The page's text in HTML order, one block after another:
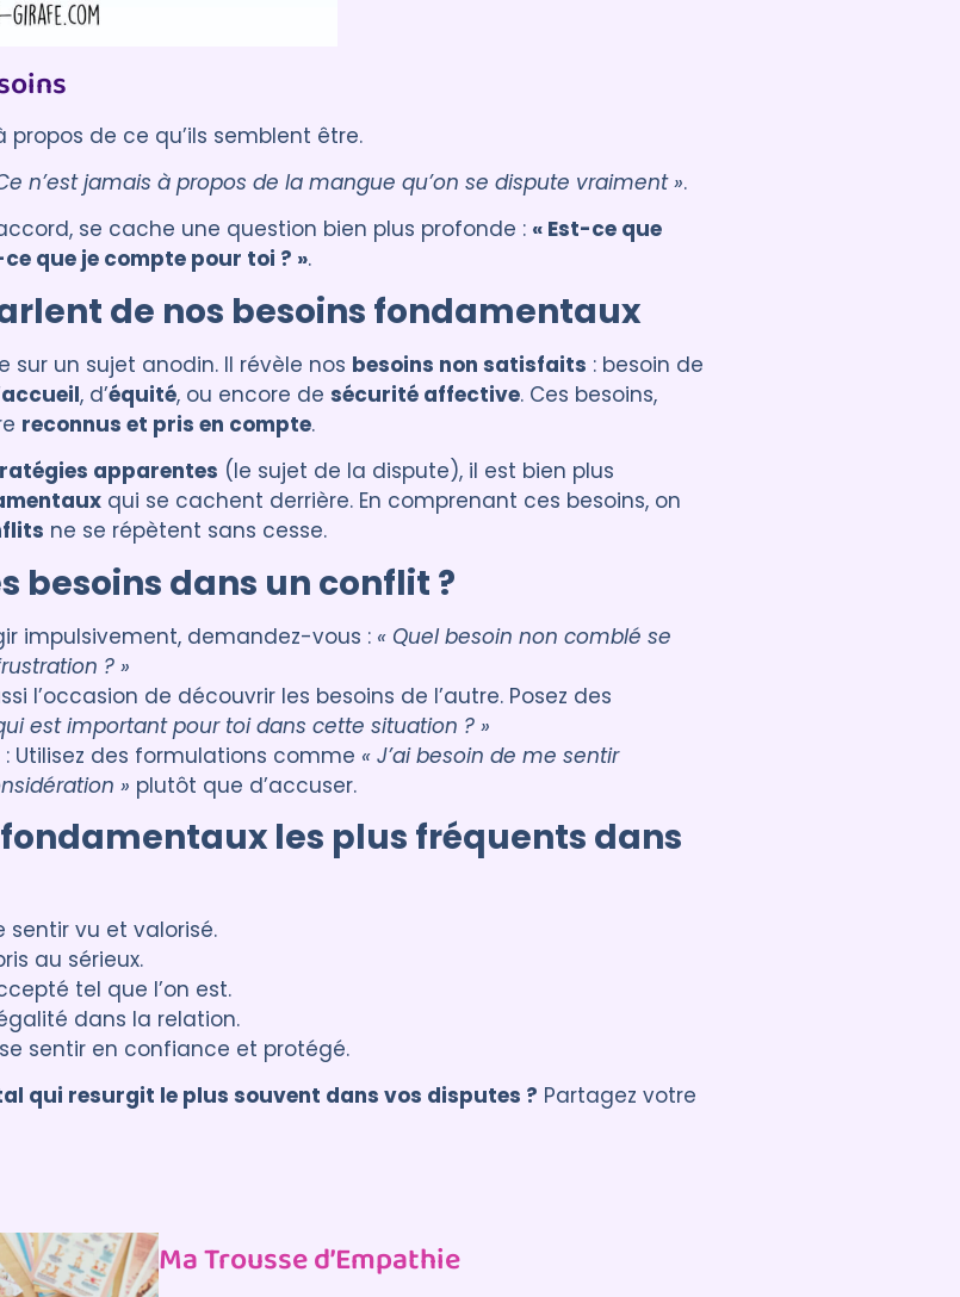
propos de ce qu’ils semblent être.
n’est jamais à propos de la mangue qu’on se dispute vraiment ».
se cache une question bien plus profonde : « Est-ce que
que je compte pour toi ? ».
de nos besoins fondamentaux
sur un sujet anodin. Il révèle nos besoins non satisfaits : besoin de
accueil, d’équité, ou encore de sécurité affective. Ces besoins,
reconnus et pris en compte.
apparentes (le sujet de la dispute), il est bien plus
qui se cachent derrière. En comprenant ces besoins, on
ne se répètent sans cesse.
besoins dans un conflit ?
impulsivement, demandez-vous : « Quel besoin non comblé se
? »
l’occasion de découvrir les besoins de l’autre. Posez des
est important pour toi dans cette situation ? »
: Utilisez des formulations comme « J’ai besoin de me sentir
» plutôt que d’accuser.
les plus fréquents dans
sentir vu et valorisé.
au sérieux.
tel que l’on est.
dans la relation.
sentir en confiance et protégé.
qui resurgit le plus souvent dans vos disputes ? Partagez votre
Ma Trousse d’Empathie